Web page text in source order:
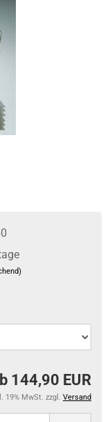
144,90 EUR
19% MwSt. zzgl. Versand